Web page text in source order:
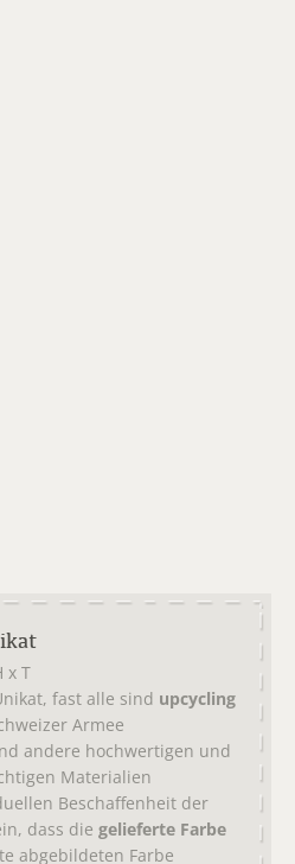
x T
fast alle sind upcycling
Armee
andere hochwertigen und
Materialien
Beschaffenheit der
dass die gelieferte Farbe
abgebildeten Farbe